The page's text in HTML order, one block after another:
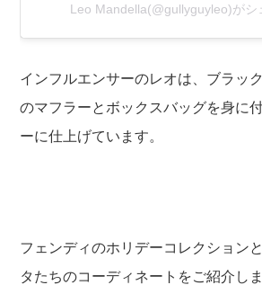
Leo Mandella(@gullyguyleo)がシ
インフルエンサーのレオは、ブラッ
のマフラーとボックスバッグを身に
ーに仕上げています。
フェンディのホリデーコレクション
タたちのコーディネートをご紹介し